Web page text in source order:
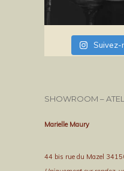
Suivez-
SHOWROOM –
Marielle Maury
44 bis rue du Mazel